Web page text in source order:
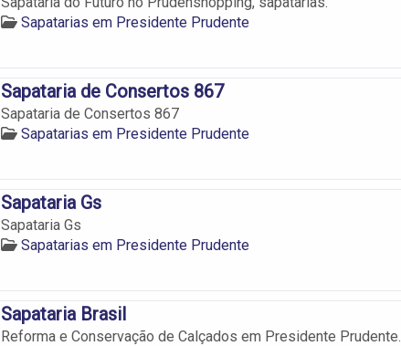
Sapatarias em Presidente Prudente
Sapataria de Consertos 867
Sapataria de Consertos 867
Sapatarias em Presidente Prudente
Sapataria Gs
Sapataria Gs
Sapatarias em Presidente Prudente
Sapataria Brasil
Reforma e Conservação de Calçados em Presidente Prudente.